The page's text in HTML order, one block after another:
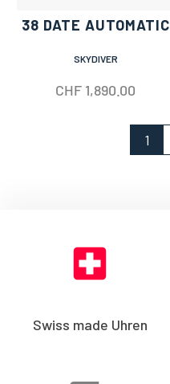
38 DATE AUTOMATIC
SKYDIVER
CHF 1,890.00
1
Swiss made Uhren